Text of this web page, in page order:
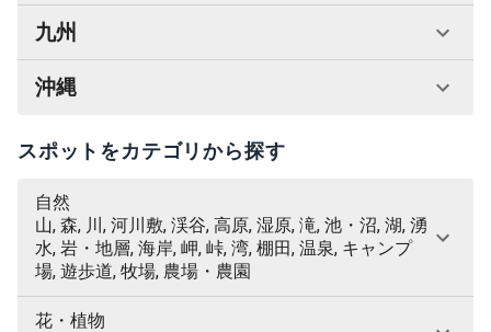
九州
沖縄
スポットをカテゴリから探す
自然
山, 森, 川, 河川敷, 渓谷, 高原, 湿原, 滝, 池・沼, 湖, 湧
水, 岩・地層, 海岸, 岬, 峠, 湾, 棚田, 温泉, キャンプ
場, 遊歩道, 牧場, 農場・農園
花・植物